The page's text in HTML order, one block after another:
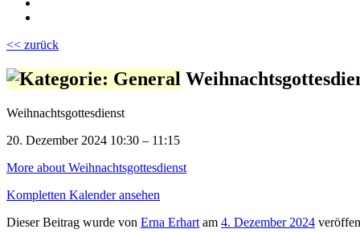
<< zurück
Weihnachtsgottesdienst
20. Dezember 2024 10:30 – 11:15
More about Weihnachtsgottesdienst
Kompletten Kalender ansehen
Dieser Beitrag wurde von Erna Erhart am 4. Dezember 2024